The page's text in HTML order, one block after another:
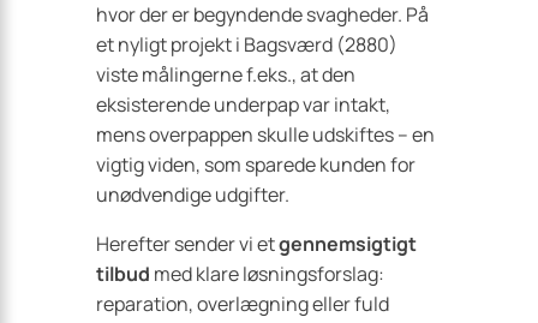
hvor der er begyndende svagheder. På
et nyligt projekt i Bagsværd (2880)
viste målingerne f.eks., at den
eksisterende underpap var intakt,
mens overpappen skulle udskiftes – en
vigtig viden, som sparede kunden for
unødvendige udgifter.
Herefter sender vi etgennemsigtigt
tilbud med klare løsningsforslag:
reparation, overlægning eller fuld